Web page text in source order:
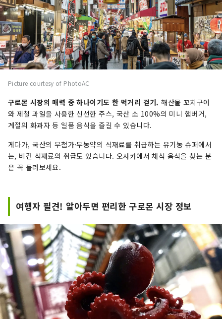
Picture courtesy of PhotoAC
구로몬 시장의 매력 중 하나이기도 한 먹거리 걷기. 해산물 꼬치구이
와 제철 과일을 사용한 신선한 주스, 국산 소 100%의 미니 햄버거,
계절의 화과자 등 일품 음식을 즐길 수 있습니다.
게다가, 국산의 무첨가·무농약의 식재료를 취급하는 유기농 슈퍼에서
는, 비건 식재료의 취급도 있습니다. 오사카에서 채식 음식을 찾는 분
은 꼭 들러보세요.
여행자 필견! 알아두면 편리한 구로몬 시장 정보